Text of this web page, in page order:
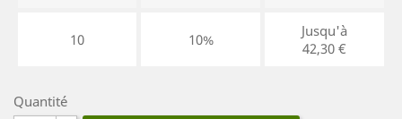
10 10%
Jusqu'à
42,30 €
Quantité